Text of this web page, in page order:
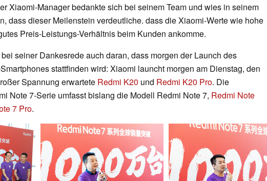
Xiaomi-Manager bedankte sich bei seinem Team und wies in seinem
dass dieser Meilenstein verdeutliche. dass die Xiaomi-Werte wie hohe
Preis-Leistungs-Verhältnis beim Kunden ankomme.
seiner Dankesrede auch daran, dass morgen der Launch des
stattfinden wird: Xiaomi launcht morgen am Dienstag, den
Spannung erwartete Redmi K20 und Redmi K20 Pro. Die
Note 7-Serie umfasst bislang die Modell Redmi Note 7, Redmi Note
7 Pro.